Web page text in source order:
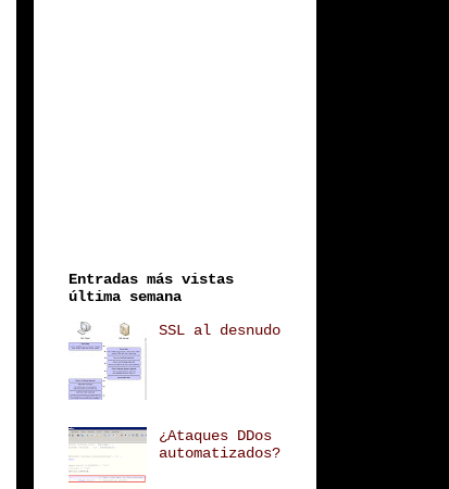
Entradas más vistas
última semana
SSL al desnudo
¿Ataques DDos
automatizados?